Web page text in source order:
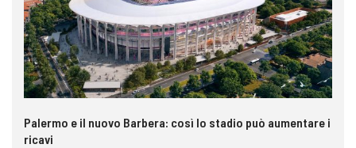
Palermo e il nuovo Barbera: così lo stadio può aumentare i
ricavi